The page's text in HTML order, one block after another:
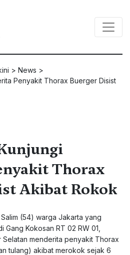
> News >
Penyakit Thorax Buerger Disist
Thorax
Akibat Rokok
(54) warga Jakarta yang
Kokosan RT 02 RW 01,
Selatan menderita penyakit Thorax
tulang) akibat merokok sejak 6